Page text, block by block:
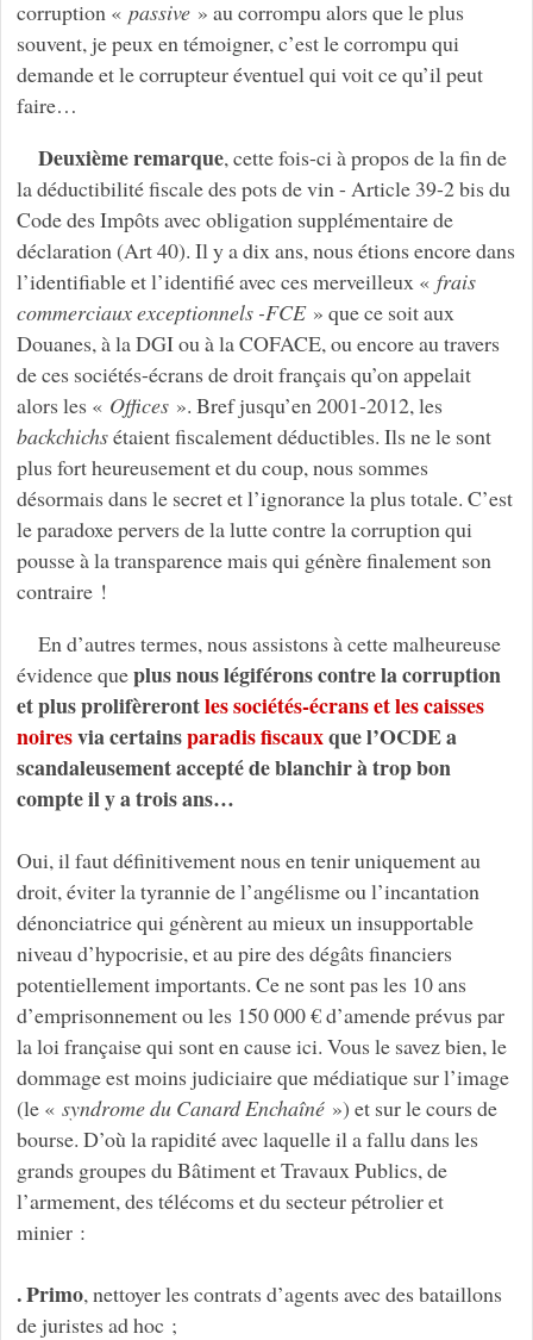
corruption « passive» au corrompu alors que le plus
souvent, je peux en témoigner, c’est le corrompu qui
demande et le corrupteur éventuel qui voit ce qu’il peut
faire…
Deuxième remarque, cette fois-ci à propos de la fin de
la déductibilité fiscale des pots de vin - Article 39-2 bis du
Code des Impôts avec obligation supplémentaire de
déclaration (Art 40). Il y a dix ans, nous étions encore dans
l’identifiable et l’identifié avec ces merveilleux « frais
commerciaux exceptionnels -FCE» que ce soit aux
Douanes, à la DGI ou à la COFACE, ou encore au travers
de ces sociétés-écrans de droit français qu’on appelait
alors les « Offices». Bref jusqu’en 2001-2012, les
backchichsétaient fiscalement déductibles. Ils ne le sont
plus fort heureusement et du coup, nous sommes
désormais dans le secret et l’ignorance la plus totale. C’est
le paradoxe pervers de la lutte contre la corruption qui
pousse à la transparence mais qui génère finalement son
contraire !
En d’autres termes, nous assistons à cette malheureuse
évidence queplus nous légiférons contre la corruption
et plus prolifèrerontles sociétés-écrans et les caisses
noiresvia certainsparadis fiscauxque l’OCDE a
scandaleusement accepté de blanchir à trop bon
compte il y a trois ans…
Oui, il faut définitivement nous en tenir uniquement au
droit, éviter la tyrannie de l’angélisme ou l’incantation
dénonciatrice qui génèrent au mieux un insupportable
niveau d’hypocrisie, et au pire des dégâts financiers
potentiellement importants. Ce ne sont pas les 10 ans
d’emprisonnement ou les 150 000 € d’amende prévus par
la loi française qui sont en cause ici. Vous le savez bien, le
dommage est moins judiciaire que médiatique sur l’image
(le « syndrome du Canard Enchaîné») et sur le cours de
bourse. D’où la rapidité avec laquelle il a fallu dans les
grands groupes du Bâtiment et Travaux Publics, de
l’armement, des télécoms et du secteur pétrolier et
minier :
. Primo, nettoyer les contrats d’agents avec des bataillons
de juristes ad hoc ;